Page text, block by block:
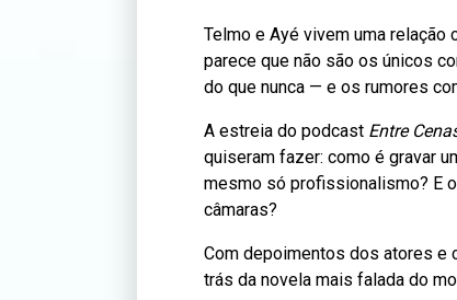
Telmo e Ayé vivem uma
parece que não são os únicos
do que nunca — e os rumores
A estreia do podcast Entre
quiseram fazer: como é gravar
mesmo só profissionalismo? E
câmaras?
Com depoimentos dos atores e
trás da novela mais falada do